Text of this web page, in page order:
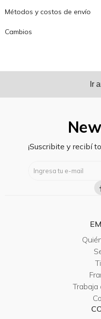
Métodos y costos de envío
Cambios
Ir
¡Suscribite y recibí
Trabaja